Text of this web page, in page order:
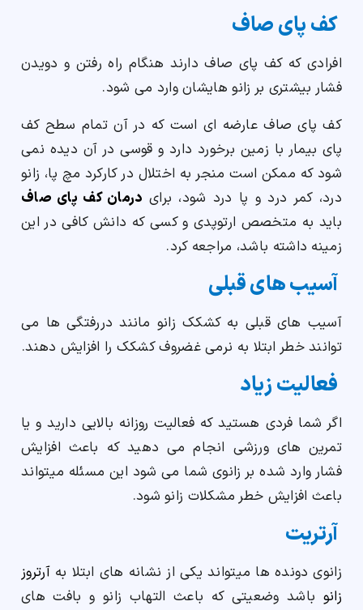
کف پای صاف
افرادی که کف پای صاف دارند هنگام راه رفتن و دویدن
فشار بیشتری بر زانو هایشان وارد می شود.
کف پای صاف عارضه ای است که در آن تمام سطح کف
پای بیمار با زمین برخورد دارد و قوسی در آن دیده نمی
شود که ممکن است منجر به اختلال در کارکرد مچ پا، زانو
درد، کمر درد و پا درد شود، برای درمان کف پای صاف
باید به متخصص ارتوپدی و کسی که دانش کافی در این
زمینه داشته باشد، مراجعه کرد.
آسیب های قبلی
آسیب های قبلی به کشکک زانو مانند دررفتگی ها می
توانند خطر ابتلا به نرمی غضروف کشکک را افزایش دهند.
فعالیت زیاد
اگر شما فردی هستید که فعالیت روزانه بالایی دارید و یا
تمرین های ورزشی انجام می دهید که باعث افزایش
فشار وارد شده بر زانوی شما می شود این مسئله میتواند
باعث افزایش خطر مشکلات زانو شود.
آرتریت
زانوی دونده ها میتواند یکی از نشانه های ابتلا بهآرتروز
زانو باشد وضعیتی که باعث التهاب زانو و بافت های